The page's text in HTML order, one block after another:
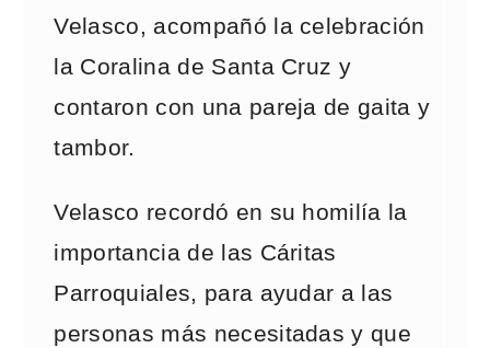
Velasco, acompañó la celebración
la Coralina de Santa Cruz y
contaron con una pareja de gaita y
tambor.
Velasco recordó en su homilía la
importancia de las Cáritas
Parroquiales, para ayudar a las
personas más necesitadas y que